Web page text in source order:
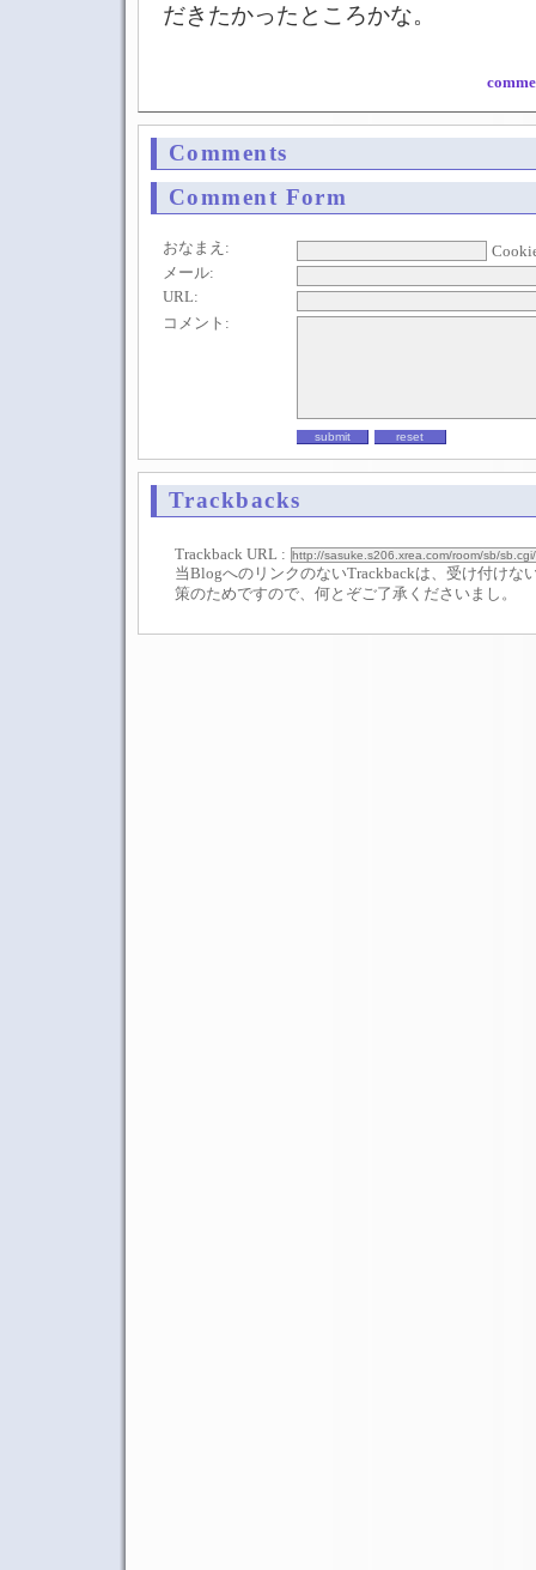
だきたかったところかな。
Comments
Comment Form
おなまえ:
メール:
URL:
コメント:
Trackbacks
Trackback URL :
当BlogへのリンクのないTrackbackは、受け付けな
策のためですので、何とぞご了承くださいまし。